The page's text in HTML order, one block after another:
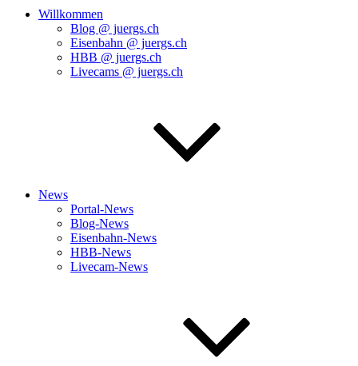
Willkommen
Blog @ juergs.ch
Eisenbahn @ juergs.ch
HBB @ juergs.ch
Livecams @ juergs.ch
News
Portal-News
Blog-News
Eisenbahn-News
HBB-News
Livecam-News